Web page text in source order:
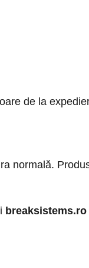
de la
normală.
breaksistems.ro